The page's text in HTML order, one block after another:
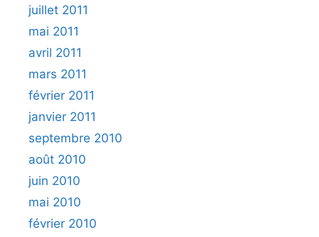
juillet 2011
mai 2011
avril 2011
mars 2011
février 2011
janvier 2011
septembre 2010
août 2010
juin 2010
mai 2010
février 2010